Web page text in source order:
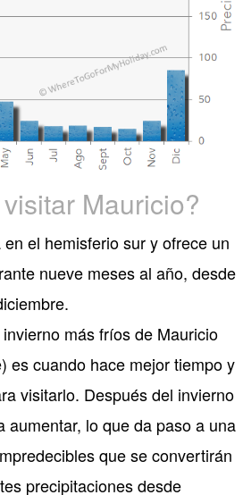
Mauricio?
el hemisferio sur y ofrece un
nueve meses al año, desde
más fríos de Mauricio
es cuando hace mejor tiempo y
visitarlo. Después del invierno
aumentar, lo que da paso a una
que se convertirán
precipitaciones desde